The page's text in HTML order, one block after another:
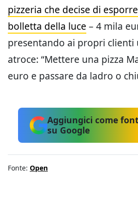
pizzeria che decise di
bolletta della luce – 4 mila
presentando ai propri clienti
atroce: “Mettere una pizza
euro e passare da ladro o
Aggiungici come
su Google
Fonte: Open